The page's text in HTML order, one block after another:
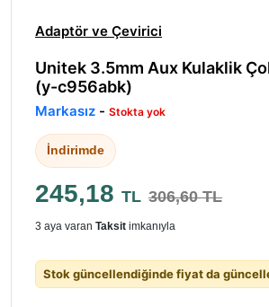
Adaptör ve Çevirici
Unitek 3.5mm Aux Kulaklik
(y-c956abk)
Markasız - Stokta yok
İndirimde
245,18 TL 306,60 TL
3 aya varan Taksit imkanıyla
Stok güncellendiğinde fiyat da